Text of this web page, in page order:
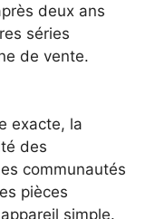
deux ans
séries
de vente.
exacte, la
des
communautés
pièces
simple.